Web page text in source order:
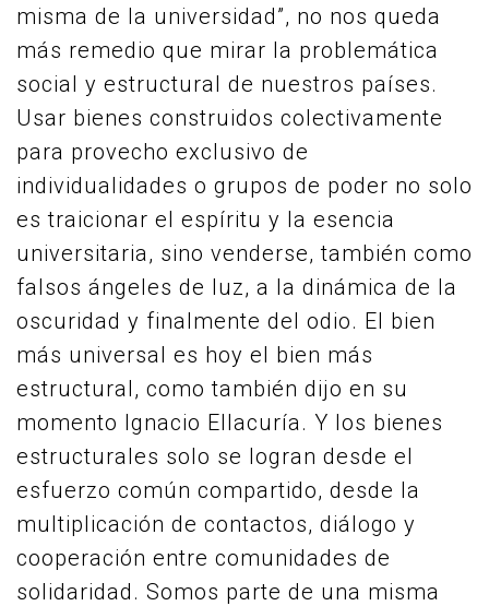
misma de la universidad”, no nos queda
más remedio que mirar la problemática
social y estructural de nuestros países.
Usar bienes construidos colectivamente
para provecho exclusivo de
individualidades o grupos de poder no solo
es traicionar el espíritu y la esencia
universitaria, sino venderse, también como
falsos ángeles de luz, a la dinámica de la
oscuridad y finalmente del odio. El bien
más universal es hoy el bien más
estructural, como también dijo en su
momento Ignacio Ellacuría. Y los bienes
estructurales solo se logran desde el
esfuerzo común compartido, desde la
multiplicación de contactos, diálogo y
cooperación entre comunidades de
solidaridad. Somos parte de una misma